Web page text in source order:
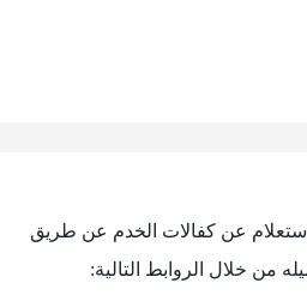
عن كفالات الخدم عن طريق
من خلال الروابط التالية: